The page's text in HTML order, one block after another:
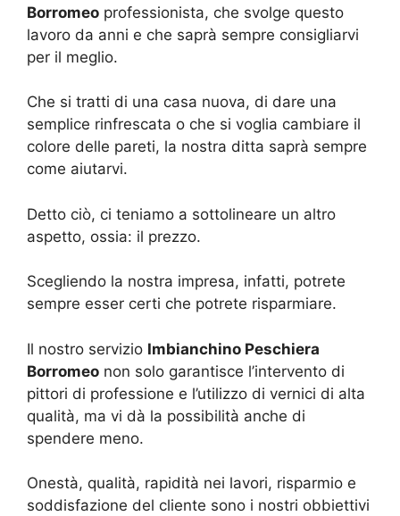
Borromeo professionista, che svolge questo
lavoro da anni e che saprà sempre consigliarvi
per il meglio.
Che si tratti di una casa nuova, di dare una
semplice rinfrescata o che si voglia cambiare il
colore delle pareti, la nostra ditta saprà sempre
come aiutarvi.
Detto ciò, ci teniamo a sottolineare un altro
aspetto, ossia: il prezzo.
Scegliendo la nostra impresa, infatti, potrete
sempre esser certi che potrete risparmiare.
Il nostro servizio Imbianchino Peschiera
Borromeo non solo garantisce l’intervento di
pittori di professione e l’utilizzo di vernici di alta
qualità, ma vi dà la possibilità anche di
spendere meno.
Onestà, qualità, rapidità nei lavori, risparmio e
soddisfazione del cliente sono i nostri obbiettivi